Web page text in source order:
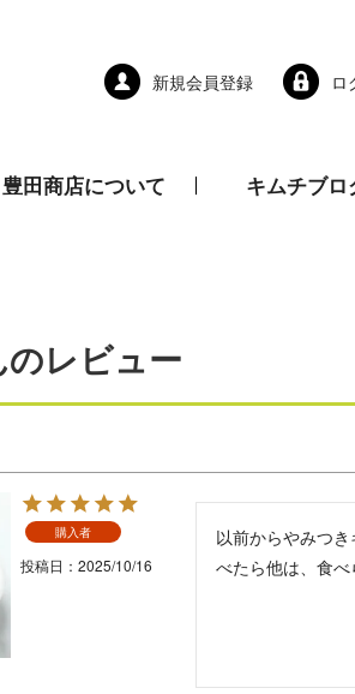
新規会員登録 ロ
豊田商店について キムチブロ
レビュー
購入者
投稿日 2025/10/16
以前からやみつ
べたら他は、食べ